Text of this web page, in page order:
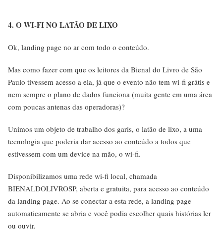
4. O WI-FI NO LATÃO DE LIXO
Ok, landing page no ar com todo o conteúdo.
Mas como fazer com que os leitores da Bienal do Livro de São
Paulo tivessem acesso a ela, já que o evento não tem wi-fi grátis e
nem sempre o plano de dados funciona (muita gente em uma área
com poucas antenas das operadoras)?
Unimos um objeto de trabalho dos garis, o latão de lixo, a uma
tecnologia que poderia dar acesso ao conteúdo a todos que
estivessem com um device na mão, o wi-fi.
Disponibilizamos uma rede wi-fi local, chamada
BIENALDOLIVROSP, aberta e gratuita, para acesso ao conteúdo
da landing page. Ao se conectar a esta rede, a landing page
automaticamente se abria e você podia escolher quais histórias ler
ou ouvir.